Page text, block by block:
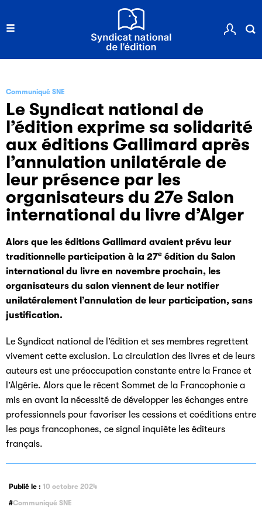
Communiqué SNE
Le Syndicat national de
l’édition exprime sa solidarité
aux éditions Gallimard après
l’annulation unilatérale de
leur présence par les
organisateurs du 27e Salon
international du livre d’Alger
Alors que les éditions Gallimard avaient prévu leur
traditionnelle participation à la 27e édition du Salon
international du livre en novembre prochain, les
organisateurs du salon viennent de leur notifier
unilatéralement l’annulation de leur participation, sans
justification.
Le Syndicat national de l’édition et ses membres regrettent
vivement cette exclusion. La circulation des livres et de leurs
auteurs est une préoccupation constante entre la France et
l’Algérie. Alors que le récent Sommet de la Francophonie a
mis en avant la nécessité de développer les échanges entre
professionnels pour favoriser les cessions et coéditions entre
les pays francophones, ce signal inquiète les éditeurs
français.
Publié le : 10 octobre 2024
Communiqué SNE